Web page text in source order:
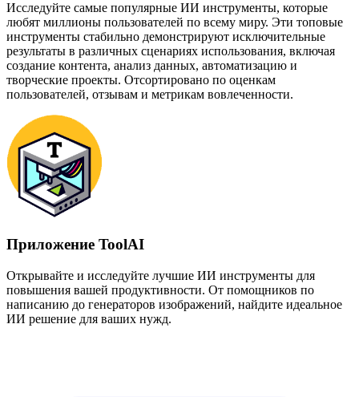
Исследуйте самые популярные ИИ инструменты, которые
любят миллионы пользователей по всему миру. Эти топовые
инструменты стабильно демонстрируют исключительные
результаты в различных сценариях использования, включая
создание контента, анализ данных, автоматизацию и
творческие проекты. Отсортировано по оценкам
пользователей, отзывам и метрикам вовлеченности.
Приложение ToolAI
Открывайте и исследуйте лучшие ИИ инструменты для
повышения вашей продуктивности. От помощников по
написанию до генераторов изображений, найдите идеальное
ИИ решение для ваших нужд.